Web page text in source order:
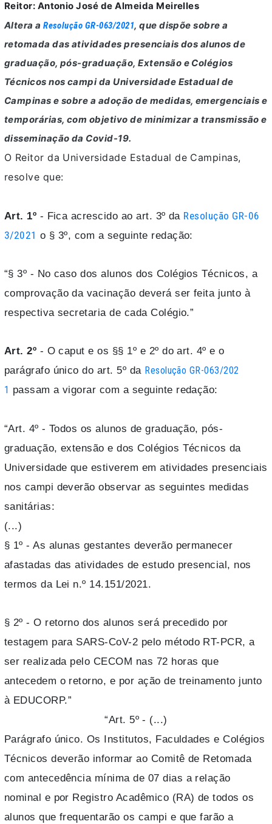
Reitor: Antonio José de Almeida Meirelles
Altera aResolução GR-063/2021, que dispõe sobre a
retomada das atividades presenciais dos alunos de
graduação, pós-graduação, Extensão e Colégios
Técnicos nos campi da Universidade Estadual de
Campinas e sobre a adoção de medidas, emergenciais e
temporárias, com objetivo de minimizar a transmissão e
disseminação da Covid-19.
O Reitor da Universidade Estadual de Campinas,
resolve que:
Art. 1º - Fica acrescido ao art. 3º da Resolução GR-06
3/2021 o § 3º, com a seguinte redação:
“§ 3º - No caso dos alunos dos Colégios Técnicos, a
comprovação da vacinação deverá ser feita junto à
respectiva secretaria de cada Colégio.”
Art. 2º - O caput e os §§ 1º e 2º do art. 4º e o
parágrafo único do art. 5º da Resolução GR-063/202
1 passam a vigorar com a seguinte redação:
“Art. 4º - Todos os alunos de graduação, pós-
graduação, extensão e dos Colégios Técnicos da
Universidade que estiverem em atividades presenciais
nos campi deverão observar as seguintes medidas
sanitárias:
(...)
§ 1º - As alunas gestantes deverão permanecer
afastadas das atividades de estudo presencial, nos
termos da Lei n.º 14.151/2021.
§ 2º - O retorno dos alunos será precedido por
testagem para SARS-CoV-2 pelo método RT-PCR, a
ser realizada pelo CECOM nas 72 horas que
antecedem o retorno, e por ação de treinamento junto
à EDUCORP.”
“Art. 5º - (...)
Parágrafo único. Os Institutos, Faculdades e Colégios
Técnicos deverão informar ao Comitê de Retomada
com antecedência mínima de 07 dias a relação
nominal e por Registro Acadêmico (RA) de todos os
alunos que frequentarão os campi e que farão a